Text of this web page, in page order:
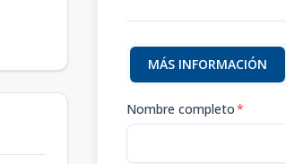
MÁS INFORMACIÓN
Nombre completo*